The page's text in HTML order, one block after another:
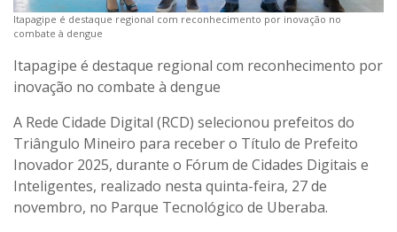
Itapagipe é destaque regional com reconhecimento por inovação no
combate à dengue
Itapagipe é destaque regional com reconhecimento por
inovação no combate à dengue
A Rede Cidade Digital (RCD) selecionou prefeitos do
Triângulo Mineiro para receber o Título de Prefeito
Inovador 2025, durante o Fórum de Cidades Digitais e
Inteligentes, realizado nesta quinta-feira, 27 de
novembro, no Parque Tecnológico de Uberaba.